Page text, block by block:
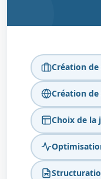
Création de
Création de
Choix de la